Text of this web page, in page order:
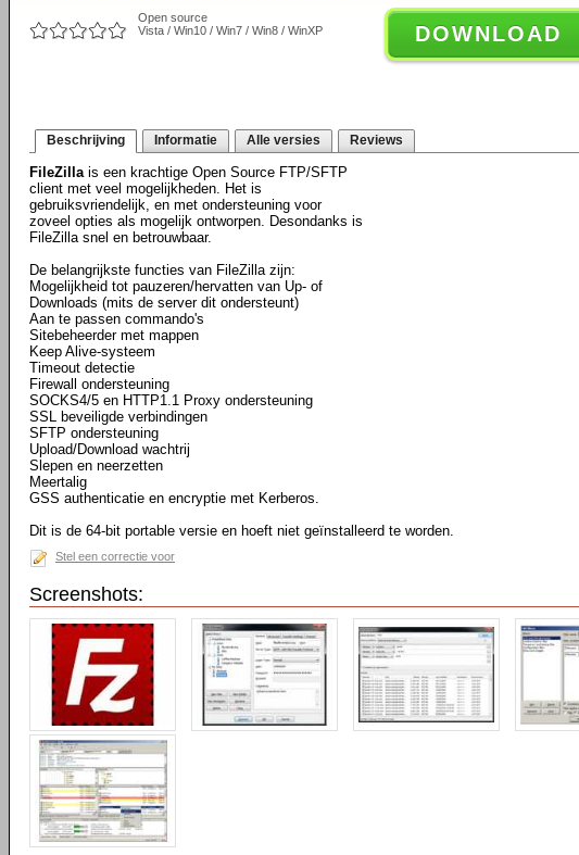
Open source
Vista / Win10 / Win7 / Win8 / WinXP
DOWNLOAD
Beschrijving Informatie Alle versies Reviews
FileZillais een krachtige Open Source FTP/SFTP
client met veel mogelijkheden. Het is
gebruiksvriendelijk, en met ondersteuning voor
zoveel opties als mogelijk ontworpen. Desondanks is
FileZilla snel en betrouwbaar.
De belangrijkste functies van FileZilla zijn:
Mogelijkheid tot pauzeren/hervatten van Up- of
Downloads (mits de server dit ondersteunt)
Aan te passen commando's
Sitebeheerder met mappen
Keep Alive-systeem
Timeout detectie
Firewall ondersteuning
SOCKS4/5 en HTTP1.1 Proxy ondersteuning
SSL beveiligde verbindingen
SFTP ondersteuning
Upload/Download wachtrij
Slepen en neerzetten
Meertalig
GSS authenticatie en encryptie met Kerberos.
Dit is de 64-bit portable versie en hoeft niet geïnstalleerd te worden.
Stel een correctie voor
Screenshots: